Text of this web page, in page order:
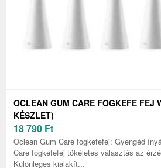
OCLEAN GUM CARE FOGKEFE FEJ
KÉSZLET)
18 790 Ft
Oclean Gum Care fogkefefej: Gyengéd
Care fogkefefej tökéletes választás az
Különleges kialakít...